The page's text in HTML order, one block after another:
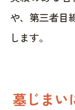
や、第三者目
します。
墓じまい